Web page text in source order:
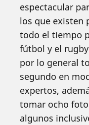
espectacular
los que existen
todo el tiempo
fútbol y el
por lo general
segundo en
expertos,
tomar ocho
algunos